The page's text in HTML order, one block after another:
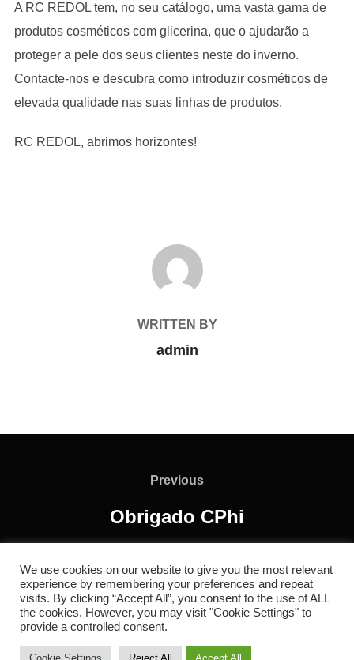
A RC REDOL tem, no seu catálogo, uma vasta gama de
produtos cosméticos com glicerina, que o ajudarão a
proteger a pele dos seus clientes neste do inverno.
Contacte-nos e descubra como introduzir cosméticos de
elevada qualidade nas suas linhas de produtos.
RC REDOL, abrimos horizontes!
POST AUTHOR
WRITTEN BY
admin
Previous
Obrigado CPhi
Política de Privacidade
We use cookies on our website to give you the most relevant
experience by remembering your preferences and repeat
visits. By clicking “Accept All”, you consent to the use of ALL
the cookies. However, you may visit "Cookie Settings" to
provide a controlled consent.